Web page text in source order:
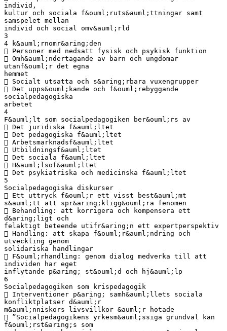
individ,
kultur och sociala f&ouml;ruts&auml;ttningar samt
samspelet mellan
individ och social omv&auml;rld
3
4 k&auml;rnomr&aring;den
 Personer med nedsatt fysisk och psykisk funktion
 Omh&auml;ndertagande av barn och ungdomar
utanf&ouml;r det egna
hemmet
 Socialt utsatta och s&aring;rbara vuxengrupper
 Det upps&ouml;kande och f&ouml;rebyggande
socialpedagogiska
arbetet
4
F&auml;lt som socialpedagogiken ber&ouml;rs av
 Det juridiska f&auml;ltet
 Det pedagogiska f&auml;ltet
 Arbetsmarknadsf&auml;ltet
 Utbildningsf&auml;ltet
 Det sociala f&auml;ltet
 H&auml;lsof&auml;ltet
 Det psykiatriska och medicinska f&auml;ltet
5
Socialpedagogiska diskurser
 Ett uttryck f&ouml;r ett visst best&auml;mt
s&auml;tt att spr&aring;kligg&ouml;ra fenomen
 Behandling: att korrigera och kompensera ett
d&aring;ligt och
felaktigt beteende utifr&aring;n ett expertperspektiv
 Handling: att skapa f&ouml;r&auml;ndring och
utveckling genom
solidariska handlingar
 F&ouml;rhandling: genom dialog medverka till att
individen har eget
inflytande p&aring; st&ouml;d och hj&auml;lp
6
Socialpedagogiken som krispedagogik
 Interventioner p&aring; samh&auml;llets sociala
konfliktplatser d&auml;r
m&auml;nniskors livsvillkor &auml;r hotade
 ”Socialpedagogikens yrkesm&auml;ssiga grundval kan
f&ouml;rst&aring;s som